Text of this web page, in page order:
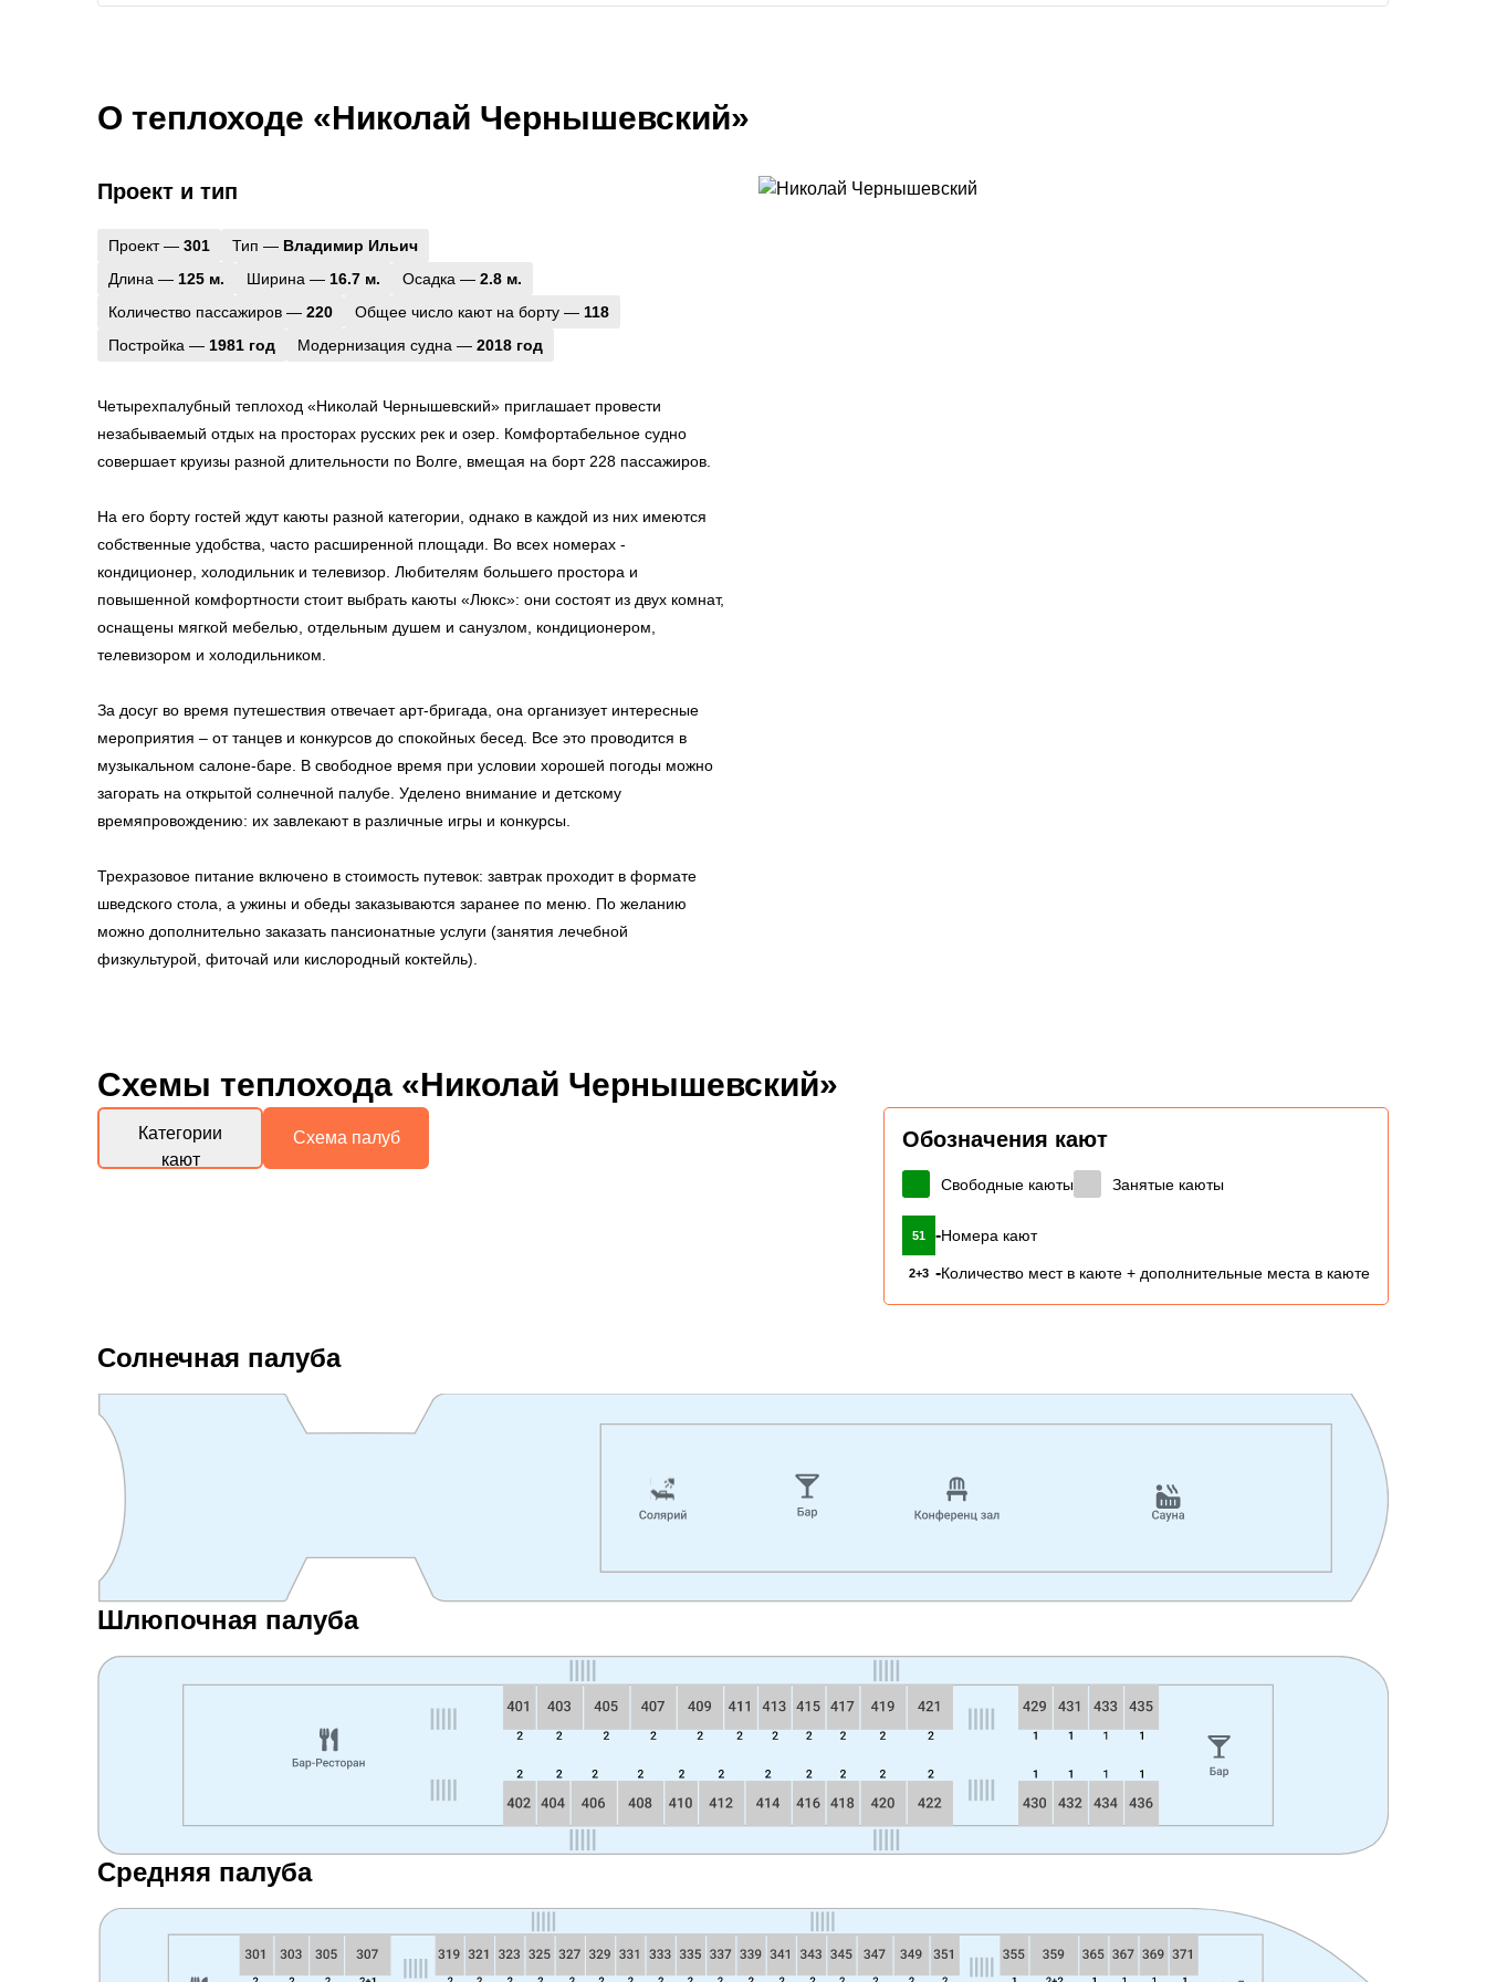
О теплоходе «Николай Чернышевский»
Проект и тип
Проект — 301 Тип — Владимир Ильич
Длина — 125 м. Ширина — 16.7 м. Осадка — 2.8 м.
Количество пассажиров — 220 Общее число кают на борту — 118
Постройка — 1981 год Модернизация судна — 2018 год
Четырехпалубный теплоход «Николай Чернышевский» приглашает провести
незабываемый отдых на просторах русских рек и озер. Комфортабельное судно
совершает круизы разной длительности по Волге, вмещая на борт 228 пассажиров.
На его борту гостей ждут каюты разной категории, однако в каждой из них имеются
собственные удобства, часто расширенной площади. Во всех номерах -
кондиционер, холодильник и телевизор. Любителям большего простора и
повышенной комфортности стоит выбрать каюты «Люкс»: они состоят из двух комнат,
оснащены мягкой мебелью, отдельным душем и санузлом, кондиционером,
телевизором и холодильником.
За досуг во время путешествия отвечает арт-бригада, она организует интересные
мероприятия – от танцев и конкурсов до спокойных бесед. Все это проводится в
музыкальном салоне-баре. В свободное время при условии хорошей погоды можно
загорать на открытой солнечной палубе. Уделено внимание и детскому
времяпровождению: их завлекают в различные игры и конкурсы.
Трехразовое питание включено в стоимость путевок: завтрак проходит в формате
шведского стола, а ужины и обеды заказываются заранее по меню. По желанию
можно дополнительно заказать пансионатные услуги (занятия лечебной
физкультурой, фиточай или кислородный коктейль).
Схемы теплохода «Николай Чернышевский»
Обозначения кают
Свободные каюты Занятые каюты
51 -Номера кают
2+3 -Количество мест в каюте + дополнительные места в каюте
Категории
кают
Схема палуб
Солнечная палуба
Шлюпочная палуба
Средняя палуба